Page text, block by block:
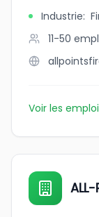
Industrie:
11-50
Voir les